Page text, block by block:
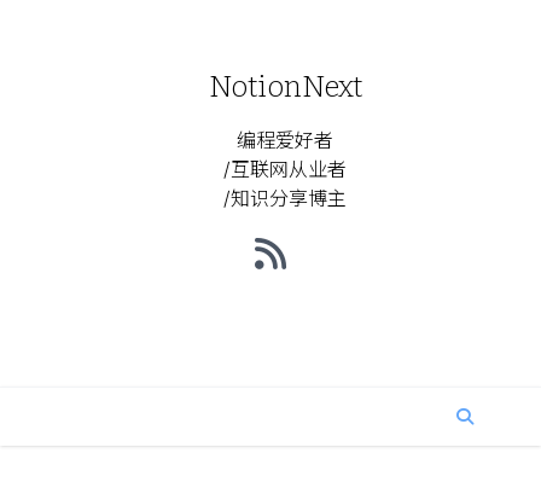
NotionNext
编程爱好者
/互联网从业者
/知识分享博主